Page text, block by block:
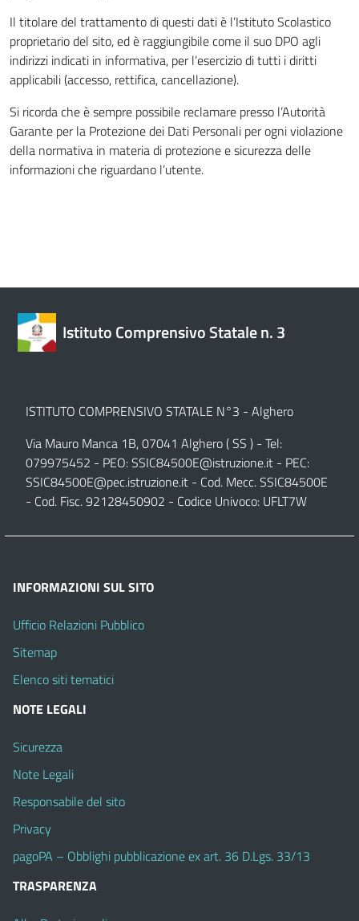
Il titolare del trattamento di questi dati è l’Istituto Scolastico
proprietario del sito, ed è raggiungibile come il suo DPO agli
indirizzi indicati in informativa, per l’esercizio di tutti i diritti
applicabili (accesso, rettifica, cancellazione).
Si ricorda che è sempre possibile reclamare presso l’Autorità
Garante per la Protezione dei Dati Personali per ogni violazione
della normativa in materia di protezione e sicurezza delle
informazioni che riguardano l’utente.
Istituto Comprensivo Statale n. 3
ISTITUTO COMPRENSIVO STATALE N°3 - Alghero
Via Mauro Manca 1B, 07041 Alghero ( SS ) - Tel:
079975452 - PEO:SSIC84500E@istruzione.it - PEC:
SSIC84500E@pec.istruzione.it - Cod. Mecc. SSIC84500E
- Cod. Fisc. 92128450902 - Codice Univoco: UFLT7W
INFORMAZIONI SUL SITO
Ufficio Relazioni Pubblico
Sitemap
Elenco siti tematici
NOTE LEGALI
Sicurezza
Note Legali
Responsabile del sito
Privacy
pagoPA – Obblighi pubblicazione ex art. 36 D.Lgs. 33/13
TRASPARENZA